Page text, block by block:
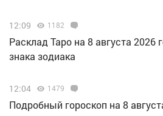
12:09 1182
Расклад Таро на 8 августа 2026
знака зодиака
12:04 1479
Подробный гороскоп на 8